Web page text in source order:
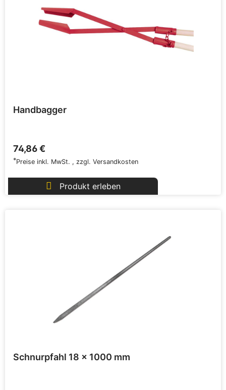
Handbagger
74,86 €
*Preise inkl. MwSt. , zzgl. Versandkosten
Produkt erleben
Schnurpfahl 18 x 1000 mm